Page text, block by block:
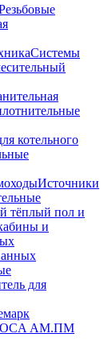
Системы
котельного
Источники
тёплый пол и
и
для
АМ.ПМ